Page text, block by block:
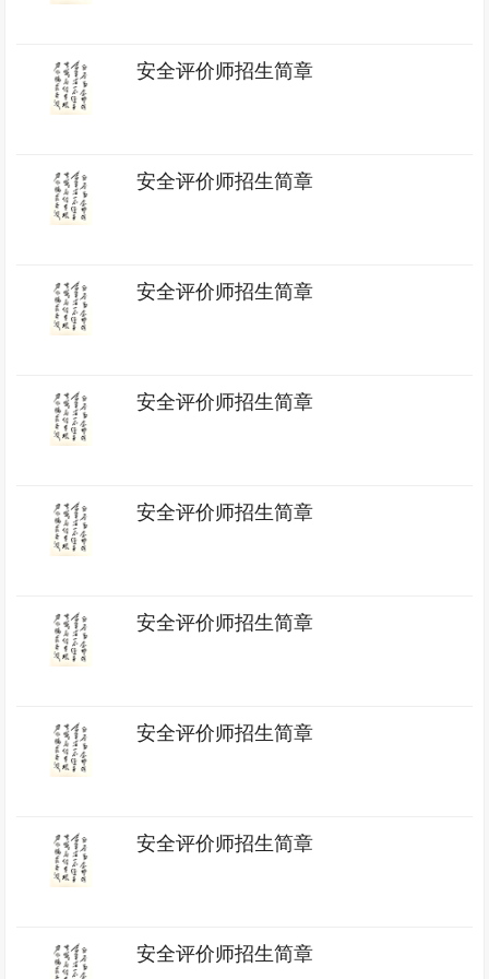
安全评价师招生简章
安全评价师招生简章
安全评价师招生简章
安全评价师招生简章
安全评价师招生简章
安全评价师招生简章
安全评价师招生简章
安全评价师招生简章
安全评价师招生简章